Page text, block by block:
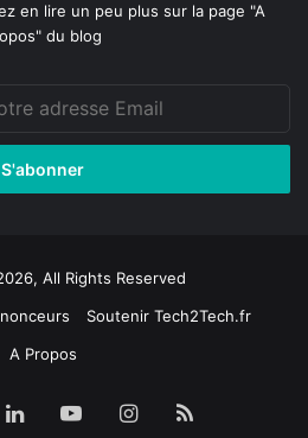
en lire un peu plus sur la page "A
du blog
All Rights Reserved
Soutenir Tech2Tech.fr
A Propos
LinkedinYouTubeInstagram